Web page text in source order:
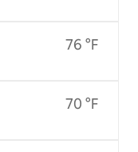
76 °F
70 °F